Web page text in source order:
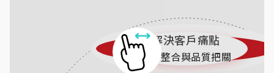
解決客戶痛點
專業整合與品質把關